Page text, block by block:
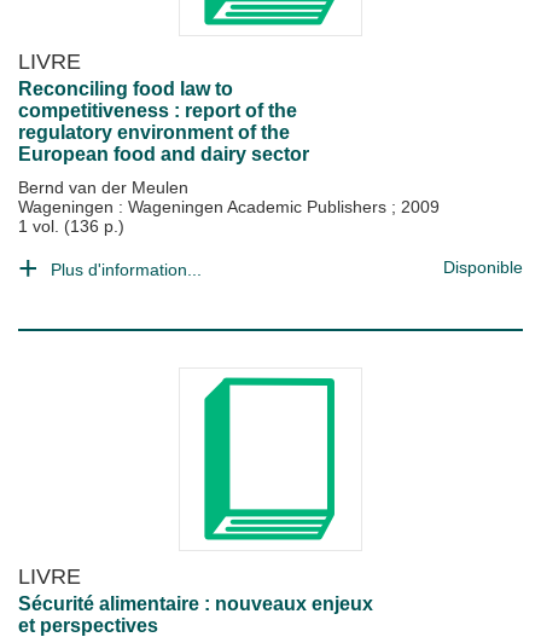
LIVRE
Reconciling food law to
competitiveness : report of the
regulatory environment of the
European food and dairy sector
Bernd van der Meulen
Wageningen : Wageningen Academic Publishers ; 2009
1 vol. (136 p.)
Plus d'information... Disponible
LIVRE
Sécurité alimentaire : nouveaux enjeux
et perspectives